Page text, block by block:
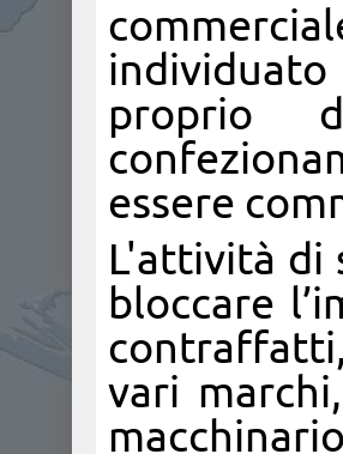
proprio
essere
L'attività di
bloccare
vari